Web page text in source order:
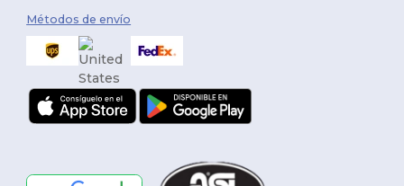
Métodos de envío